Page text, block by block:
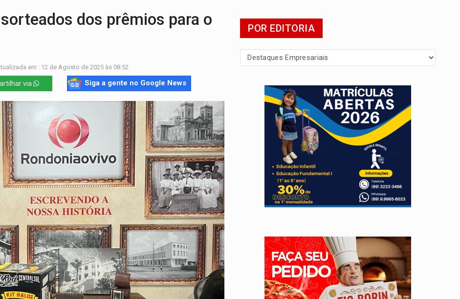
dos prêmios para o
em : 12 de Agosto de 2025 às 08:52
via Siga a gente no Google News
POR EDITORIA